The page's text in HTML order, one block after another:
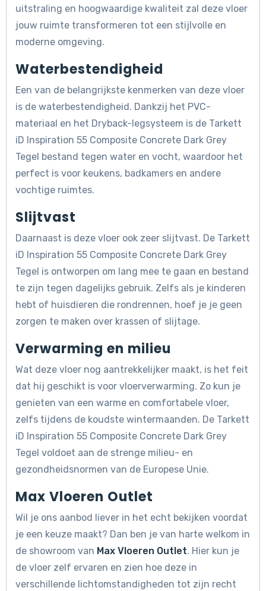
uitstraling en hoogwaardige kwaliteit zal deze vloer
jouw ruimte transformeren tot een stijlvolle en
moderne omgeving.
Waterbestendigheid
Een van de belangrijkste kenmerken van deze vloer
is de waterbestendigheid. Dankzij het PVC-
materiaal en het Dryback-legsysteem is de Tarkett
iD Inspiration 55 Composite Concrete Dark Grey
Tegel bestand tegen water en vocht, waardoor het
perfect is voor keukens, badkamers en andere
vochtige ruimtes.
Slijtvast
Daarnaast is deze vloer ook zeer slijtvast. De Tarkett
iD Inspiration 55 Composite Concrete Dark Grey
Tegel is ontworpen om lang mee te gaan en bestand
te zijn tegen dagelijks gebruik. Zelfs als je kinderen
hebt of huisdieren die rondrennen, hoef je je geen
zorgen te maken over krassen of slijtage.
Verwarming en milieu
Wat deze vloer nog aantrekkelijker maakt, is het feit
dat hij geschikt is voor vloerverwarming. Zo kun je
genieten van een warme en comfortabele vloer,
zelfs tijdens de koudste wintermaanden. De Tarkett
iD Inspiration 55 Composite Concrete Dark Grey
Tegel voldoet aan de strenge milieu- en
gezondheidsnormen van de Europese Unie.
Max Vloeren Outlet
Wil je ons aanbod liever in het echt bekijken voordat
je een keuze maakt? Dan ben je van harte welkom in
de showroom van Max Vloeren Outlet. Hier kun je
de vloer zelf ervaren en zien hoe deze in
verschillende lichtomstandigheden tot zijn recht